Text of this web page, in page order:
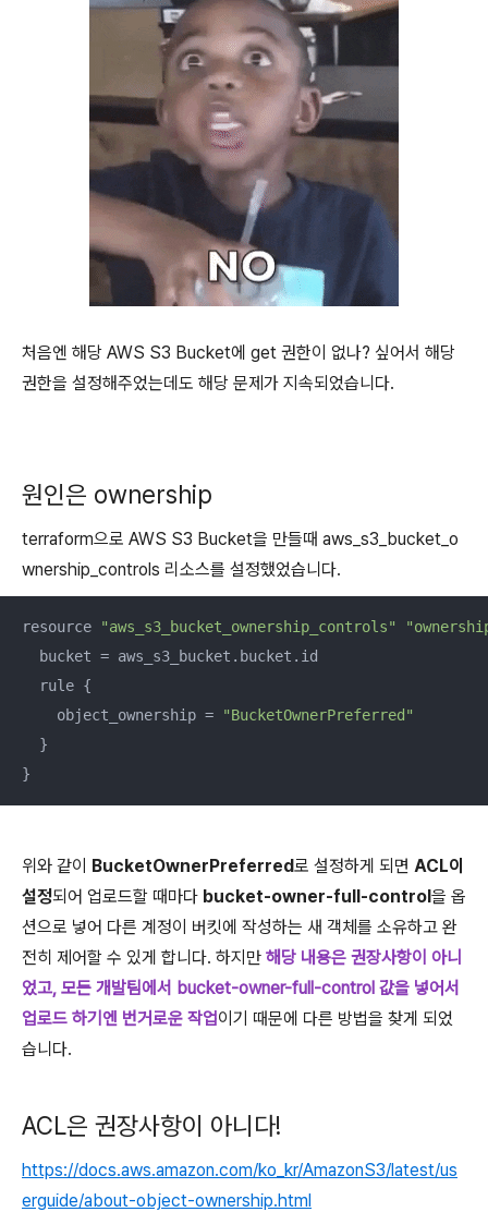
처음엔 해당 AWS S3 Bucket에 get 권한이 없나? 싶어서 해당
권한을 설정해주었는데도 해당 문제가 지속되었습니다.
원인은 ownership
terraform으로 AWS S3 Bucket을 만들때 aws_s3_bucket_o
wnership_controls 리소스를 설정했었습니다.
resource "aws_s3_bucket_ownership_controls"
  bucket = aws_s3_bucket.bucket.id
  rule {
    object_ownership =
"BucketOwnerPreferred"
  }
}
위와 같이 BucketOwnerPreferred로 설정하게 되면 ACL이
설정되어 업로드할 때마다 bucket-owner-full-control을 옵
션으로 넣어 다른 계정이 버킷에 작성하는 새 객체를 소유하고 완
전히 제어할 수 있게 합니다. 하지만 해당 내용은 권장사항이 아니
었고, 모든 개발팀에서 bucket-owner-full-control 값을 넣어서
업로드 하기엔 번거로운 작업이기 때문에 다른 방법을 찾게 되었
습니다.
ACL은 권장사항이 아니다!
https://docs.aws.amazon.com/ko_kr/AmazonS3/latest/us
erguide/about-object-ownership.html